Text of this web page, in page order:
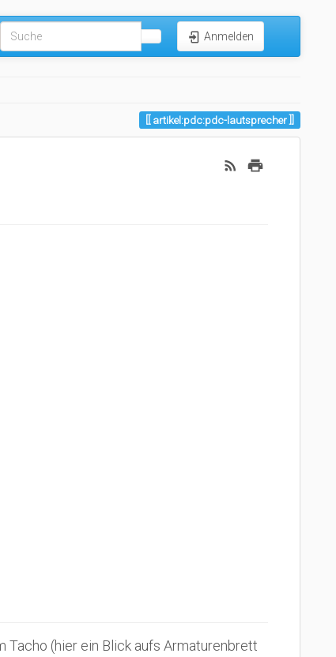
Anmelden
artikel:pdc:pdc-lautsprecher
(hier ein Blick aufs Armaturenbrett